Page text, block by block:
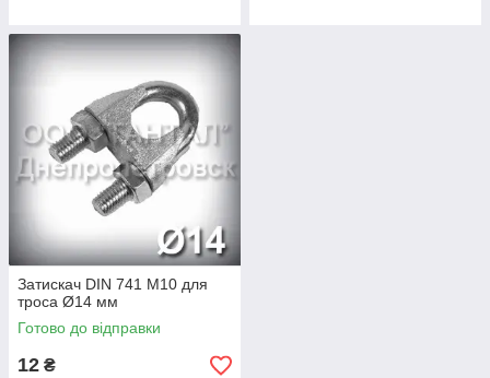
Затискач DIN 741 М10 для
троса Ø14 мм
Готово до відправки
12 ₴